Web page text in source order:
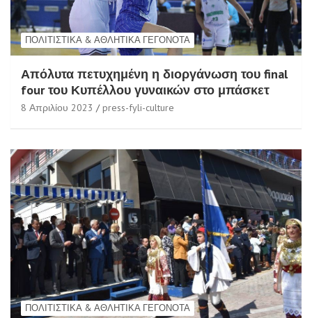
ΠΟΛΙΤΙΣΤΙΚΆ & ΑΘΛΗΤΙΚΆ ΓΕΓΟΝΌΤΑ
Απόλυτα πετυχημένη η διοργάνωση του final
four του Κυπέλλου γυναικών στο μπάσκετ
8 Απριλίου 2023 press-fyli-culture
ΠΟΛΙΤΙΣΤΙΚΆ & ΑΘΛΗΤΙΚΆ ΓΕΓΟΝΌΤΑ